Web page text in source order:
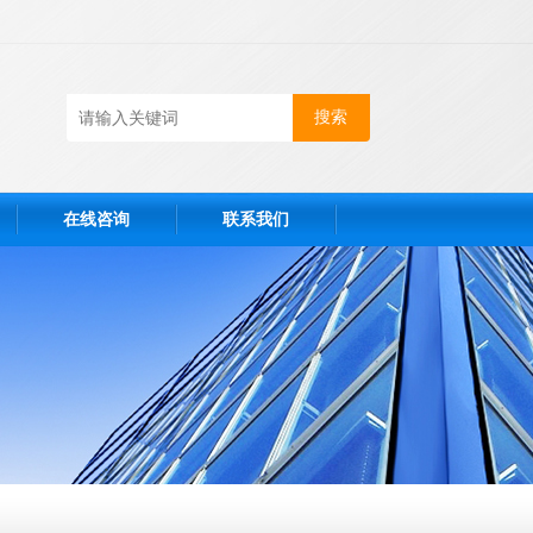
在线咨询 联系我们